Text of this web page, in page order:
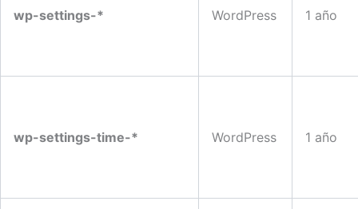
wp-settings-* WordPress 1 año
wp-settings-time-* WordPress 1 año